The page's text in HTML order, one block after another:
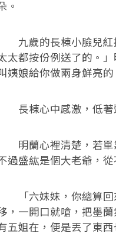
。
九歲的長棟小臉兒紅
太都按份例送了的。
姨娘給你做兩身鮮亮
長棟心中感激，低著
明蘭心裡清楚，若單
過盛紘是個大老爺，從
「六妹妹，你總算回
，一開口就嗆，把墨
五姐在，便是丟了東